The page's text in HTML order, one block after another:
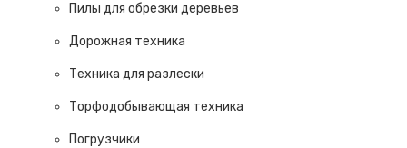
Пилы для обрезки деревьев
Дорожная техника
Техника для разлески
Торфодобывающая техника
Погрузчики